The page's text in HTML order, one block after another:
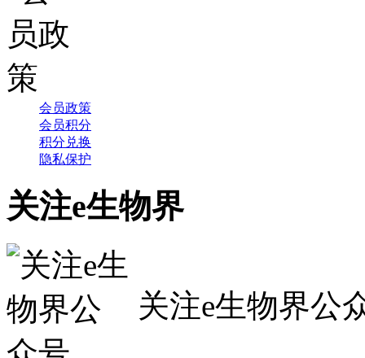
会员政策
会员积分
积分兑换
隐私保护
关注e生物界
关注e生物界公